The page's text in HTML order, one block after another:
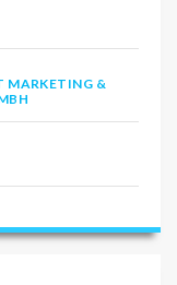
MARKETING &